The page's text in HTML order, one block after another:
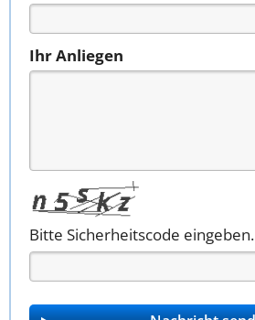
Ihr Anliegen
Bitte Sicherheitscode eingeben.